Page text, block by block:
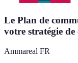
Le Plan de
votre stratégie
Ammareal FR